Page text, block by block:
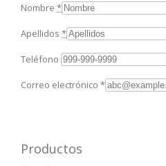
Nombre *
Apellidos *
Teléfono
Correo electrónico *
Productos